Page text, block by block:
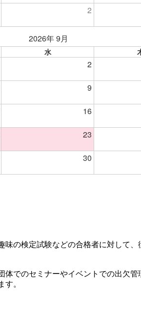
2
2026年 9月
水
2
9
16
23
30
の検定試験などの合格者に対して
でのセミナーやイベントでの出欠
。